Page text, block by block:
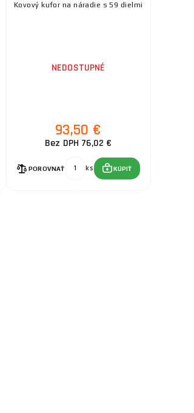
Kovový kufor na náradie s 59 dielmi
NEDOSTUPNÉ
93,50 €
Bez DPH 76,02 €
POROVNAŤ ks KÚPIŤ